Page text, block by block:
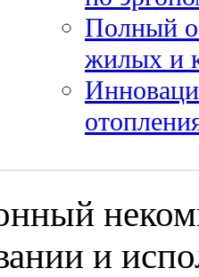
Полный
жилых и
и